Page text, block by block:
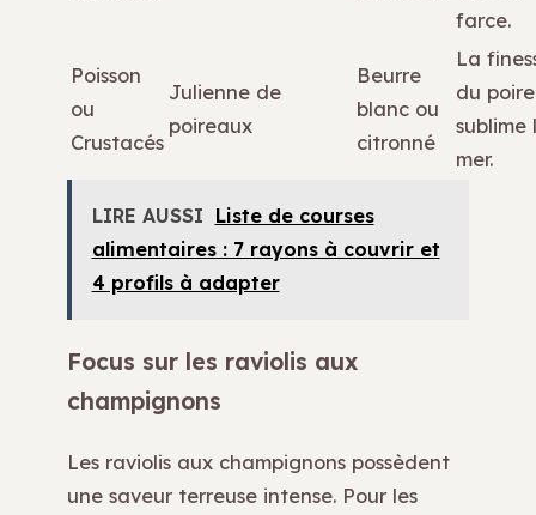
farce.
Poisson
ou
Crustacés
Julienne de
poireaux
Beurre
blanc ou
citronné
La
du
sublime
mer.
LIRE AUSSI Liste de courses
alimentaires : 7 rayons à couvrir et
4 profils à adapter
Focus sur les raviolis aux
champignons
Les raviolis aux champignons possèdent
une saveur terreuse intense. Pour les